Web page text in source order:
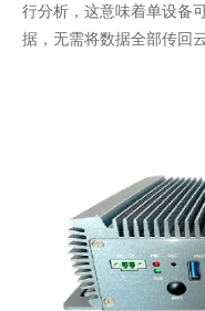
行分析，这意味着单设备
据，无需将数据全部传回